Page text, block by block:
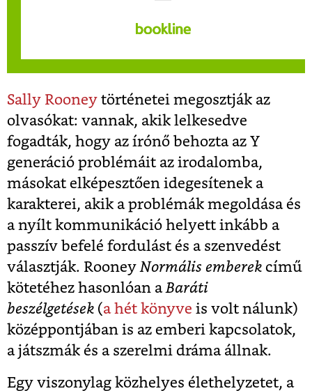
Sally Rooney történetei megosztják az
olvasókat: vannak, akik lelkesedve
fogadták, hogy az írónő behozta az Y
generáció problémáit az irodalomba,
másokat elképesztően idegesítenek a
karakterei, akik a problémák megoldása és
a nyílt kommunikáció helyett inkább a
passzív befelé fordulást és a szenvedést
választják. Rooney Normális emberek című
kötetéhez hasonlóan aBaráti
beszélgetések (a hét könyve is volt nálunk)
középpontjában is az emberi kapcsolatok,
a játszmák és a szerelmi dráma állnak.
Egy viszonylag közhelyes élethelyzetet, a